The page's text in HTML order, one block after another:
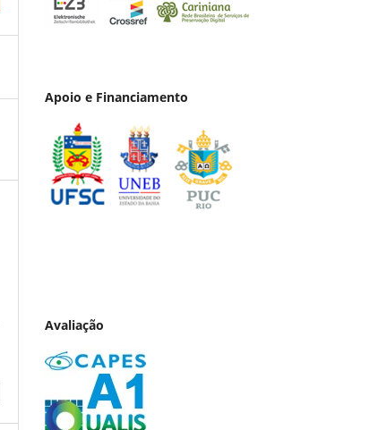
Apoio e Financiamento
Avaliação